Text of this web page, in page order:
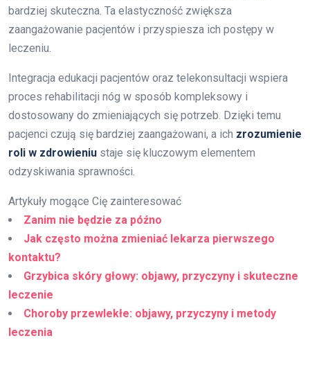
bardziej skuteczna. Ta elastyczność zwiększa
zaangażowanie pacjentów i przyspiesza ich postępy w
leczeniu.
Integracja edukacji pacjentów oraz telekonsultacji wspiera
proces rehabilitacji nóg w sposób kompleksowy i
dostosowany do zmieniających się potrzeb. Dzięki temu
pacjenci czują się bardziej zaangażowani, a ich zrozumienie
roli w zdrowieniu staje się kluczowym elementem
odzyskiwania sprawności.
Artykuły mogące Cię zainteresować
Zanim nie będzie za późno
Jak często można zmieniać lekarza pierwszego
kontaktu?
Grzybica skóry głowy: objawy, przyczyny i skuteczne
leczenie
Choroby przewlekłe: objawy, przyczyny i metody
leczenia